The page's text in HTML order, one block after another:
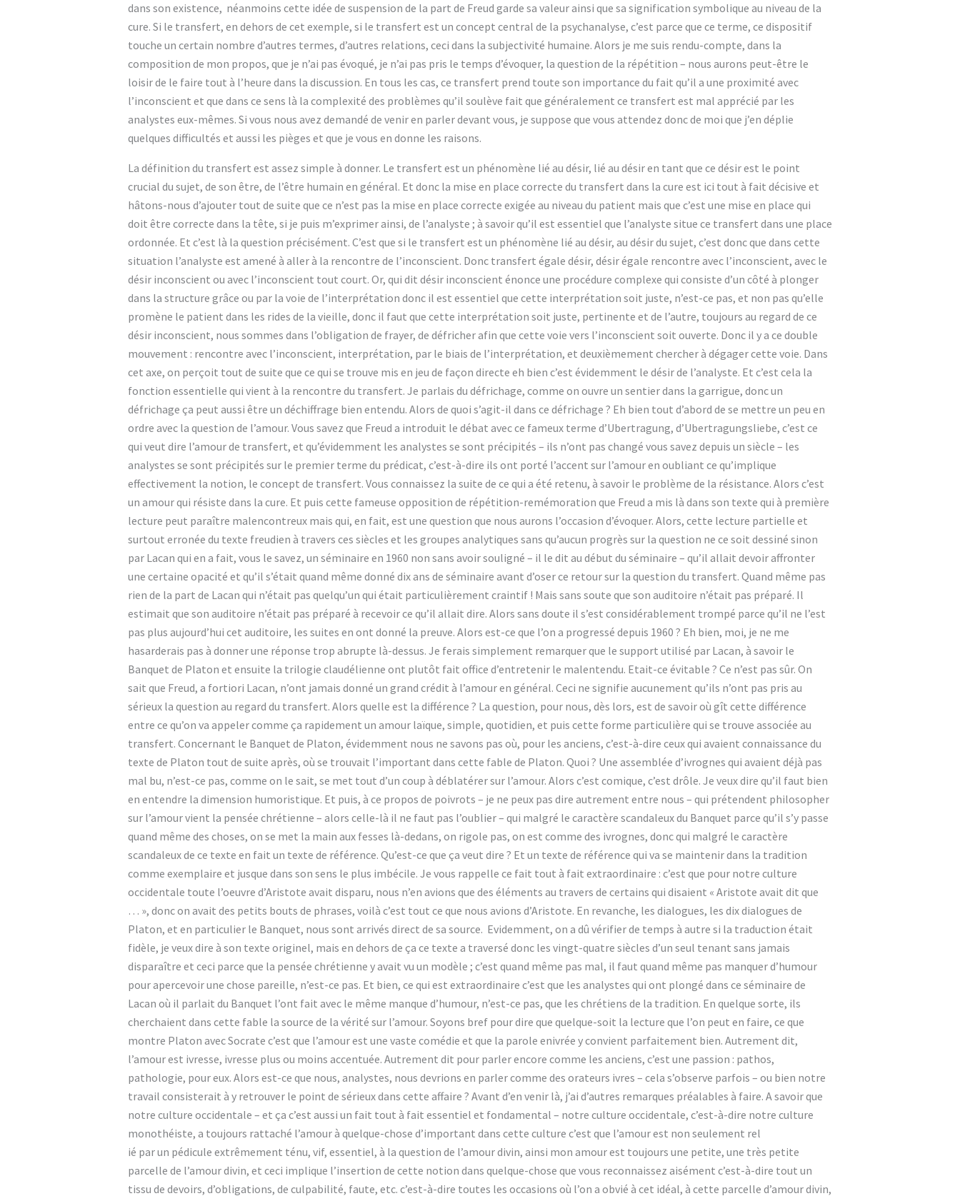
dans son existence, néanmoins cette idée de suspension de la part de Freud garde sa valeur ainsi que sa signification symbolique au niveau de la
cure. Si le transfert, en dehors de cet exemple, si le transfert est un concept central de la psychanalyse, c’est parce que ce terme, ce dispositif
touche un certain nombre d’autres termes, d’autres relations, ceci dans la subjectivité humaine. Alors je me suis rendu-compte, dans la
composition de mon propos, que je n’ai pas évoqué, je n’ai pas pris le temps d’évoquer, la question de la répétition – nous aurons peut-être le
loisir de le faire tout à l’heure dans la discussion. En tous les cas, ce transfert prend toute son importance du fait qu’il a une proximité avec
l’inconscient et que dans ce sens là la complexité des problèmes qu’il soulève fait que généralement ce transfert est mal apprécié par les
analystes eux-mêmes. Si vous nous avez demandé de venir en parler devant vous, je suppose que vous attendez donc de moi que j’en déplie
quelques difficultés et aussi les pièges et que je vous en donne les raisons.
La définition du transfert est assez simple à donner. Le transfert est un phénomène lié au désir, lié au désir en tant que ce désir est le point
crucial du sujet, de son être, de l’être humain en général. Et donc la mise en place correcte du transfert dans la cure est ici tout à fait décisive et
hâtons-nous d’ajouter tout de suite que ce n’est pas la mise en place correcte exigée au niveau du patient mais que c’est une mise en place qui
doit être correcte dans la tête, si je puis m’exprimer ainsi, de l’analyste ; à savoir qu’il est essentiel que l’analyste situe ce transfert dans une place
ordonnée. Et c’est là la question précisément. C’est que si le transfert est un phénomène lié au désir, au désir du sujet, c’est donc que dans cette
situation l’analyste est amené à aller à la rencontre de l’inconscient. Donc transfert égale désir, désir égale rencontre avec l’inconscient, avec le
désir inconscient ou avec l’inconscient tout court. Or, qui dit désir inconscient énonce une procédure complexe qui consiste d’un côté à plonger
dans la structure grâce ou par la voie de l’interprétation donc il est essentiel que cette interprétation soit juste, n’est-ce pas, et non pas qu’elle
promène le patient dans les rides de la vieille, donc il faut que cette interprétation soit juste, pertinente et de l’autre, toujours au regard de ce
désir inconscient, nous sommes dans l’obligation de frayer, de défricher afin que cette voie vers l’inconscient soit ouverte. Donc il y a ce double
mouvement : rencontre avec l’inconscient, interprétation, par le biais de l’interprétation, et deuxièmement chercher à dégager cette voie. Dans
cet axe, on perçoit tout de suite que ce qui se trouve mis en jeu de façon directe eh bien c’est évidemment le désir de l’analyste. Et c’est cela la
fonction essentielle qui vient à la rencontre du transfert. Je parlais du défrichage, comme on ouvre un sentier dans la garrigue, donc un
défrichage ça peut aussi être un déchiffrage bien entendu. Alors de quoi s’agit-il dans ce défrichage ? Eh bien tout d’abord de se mettre un peu en
ordre avec la question de l’amour. Vous savez que Freud a introduit le débat avec ce fameux terme d’Ubertragung, d’Ubertragungsliebe, c’est ce
qui veut dire l’amour de transfert, et qu’évidemment les analystes se sont précipités – ils n’ont pas changé vous savez depuis un siècle – les
analystes se sont précipités sur le premier terme du prédicat, c’est-à-dire ils ont porté l’accent sur l’amour en oubliant ce qu’implique
effectivement la notion, le concept de transfert. Vous connaissez la suite de ce qui a été retenu, à savoir le problème de la résistance. Alors c’est
un amour qui résiste dans la cure. Et puis cette fameuse opposition de répétition-remémoration que Freud a mis là dans son texte qui à première
lecture peut paraître malencontreux mais qui, en fait, est une question que nous aurons l’occasion d’évoquer. Alors, cette lecture partielle et
surtout erronée du texte freudien à travers ces siècles et les groupes analytiques sans qu’aucun progrès sur la question ne ce soit dessiné sinon
par Lacan qui en a fait, vous le savez, un séminaire en 1960 non sans avoir souligné – il le dit au début du séminaire – qu’il allait devoir affronter
une certaine opacité et qu’il s’était quand même donné dix ans de séminaire avant d’oser ce retour sur la question du transfert. Quand même pas
rien de la part de Lacan qui n’était pas quelqu’un qui était particulièrement craintif ! Mais sans soute que son auditoire n’était pas préparé. Il
estimait que son auditoire n’était pas préparé à recevoir ce qu’il allait dire. Alors sans doute il s’est considérablement trompé parce qu’il ne l’est
pas plus aujourd’hui cet auditoire, les suites en ont donné la preuve. Alors est-ce que l’on a progressé depuis 1960 ? Eh bien, moi, je ne me
hasarderais pas à donner une réponse trop abrupte là-dessus. Je ferais simplement remarquer que le support utilisé par Lacan, à savoir le
Banquet de Platon et ensuite la trilogie claudélienne ont plutôt fait office d’entretenir le malentendu. Etait-ce évitable ? Ce n’est pas sûr. On
sait que Freud, a fortiori Lacan, n’ont jamais donné un grand crédit à l’amour en général. Ceci ne signifie aucunement qu’ils n’ont pas pris au
sérieux la question au regard du transfert. Alors quelle est la différence ? La question, pour nous, dès lors, est de savoir où gît cette différence
entre ce qu’on va appeler comme ça rapidement un amour laïque, simple, quotidien, et puis cette forme particulière qui se trouve associée au
transfert. Concernant le Banquet de Platon, évidemment nous ne savons pas où, pour les anciens, c’est-à-dire ceux qui avaient connaissance du
texte de Platon tout de suite après, où se trouvait l’important dans cette fable de Platon. Quoi ? Une assemblée d’ivrognes qui avaient déjà pas
mal bu, n’est-ce pas, comme on le sait, se met tout d’un coup à déblatérer sur l’amour. Alors c’est comique, c’est drôle. Je veux dire qu’il faut bien
en entendre la dimension humoristique. Et puis, à ce propos de poivrots – je ne peux pas dire autrement entre nous – qui prétendent philosopher
sur l’amour vient la pensée chrétienne – alors celle-là il ne faut pas l’oublier – qui malgré le caractère scandaleux du Banquet parce qu’il s’y passe
quand même des choses, on se met la main aux fesses là-dedans, on rigole pas, on est comme des ivrognes, donc qui malgré le caractère
scandaleux de ce texte en fait un texte de référence. Qu’est-ce que ça veut dire ? Et un texte de référence qui va se maintenir dans la tradition
comme exemplaire et jusque dans son sens le plus imbécile. Je vous rappelle ce fait tout à fait extraordinaire : c’est que pour notre culture
occidentale toute l’oeuvre d’Aristote avait disparu, nous n’en avions que des éléments au travers de certains qui disaient « Aristote avait dit que
… », donc on avait des petits bouts de phrases, voilà c’est tout ce que nous avions d’Aristote. En revanche, les dialogues, les dix dialogues de
Platon, et en particulier le Banquet, nous sont arrivés direct de sa source. Evidemment, on a dû vérifier de temps à autre si la traduction était
fidèle, je veux dire à son texte originel, mais en dehors de ça ce texte a traversé donc les vingt-quatre siècles d’un seul tenant sans jamais
disparaître et ceci parce que la pensée chrétienne y avait vu un modèle ; c’est quand même pas mal, il faut quand même pas manquer d’humour
pour apercevoir une chose pareille, n’est-ce pas. Et bien, ce qui est extraordinaire c’est que les analystes qui ont plongé dans ce séminaire de
Lacan où il parlait du Banquet l’ont fait avec le même manque d’humour, n’est-ce pas, que les chrétiens de la tradition. En quelque sorte, ils
cherchaient dans cette fable la source de la vérité sur l’amour. Soyons bref pour dire que quelque-soit la lecture que l’on peut en faire, ce que
montre Platon avec Socrate c’est que l’amour est une vaste comédie et que la parole enivrée y convient parfaitement bien. Autrement dit,
l’amour est ivresse, ivresse plus ou moins accentuée. Autrement dit pour parler encore comme les anciens, c’est une passion : pathos,
pathologie, pour eux. Alors est-ce que nous, analystes, nous devrions en parler comme des orateurs ivres – cela s’observe parfois – ou bien notre
travail consisterait à y retrouver le point de sérieux dans cette affaire ? Avant d’en venir là, j’ai d’autres remarques préalables à faire. A savoir que
notre culture occidentale – et ça c’est aussi un fait tout à fait essentiel et fondamental – notre culture occidentale, c’est-à-dire notre culture
monothéiste, a toujours rattaché l’amour à quelque-chose d’important dans cette culture c’est que l’amour est non seulement rel
ié par un pédicule extrêmement ténu, vif, essentiel, à la question de l’amour divin, ainsi mon amour est toujours une petite, une très petite
parcelle de l’amour divin, et ceci implique l’insertion de cette notion dans quelque-chose que vous reconnaissez aisément c’est-à-dire tout un
tissu de devoirs, d’obligations, de culpabilité, faute, etc. c’est-à-dire toutes les occasions où l’on a obvié à cet idéal, à cette parcelle d’amour divin,